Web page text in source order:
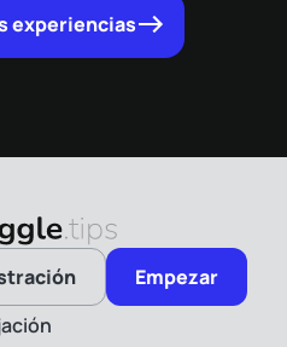
experiencias
Empezar